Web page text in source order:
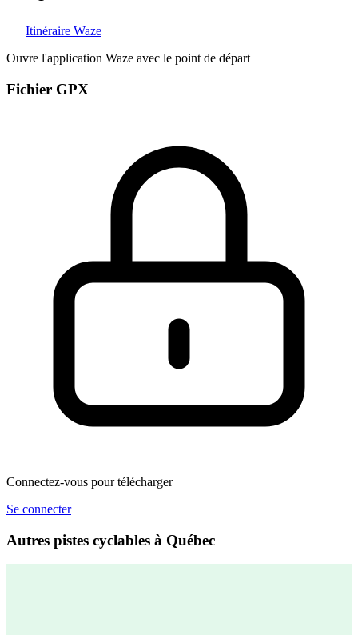
Itinéraire Waze
Ouvre l'application Waze avec le point de départ
Fichier GPX
Connectez-vous pour télécharger
Se connecter
Autres pistes cyclables à Québec